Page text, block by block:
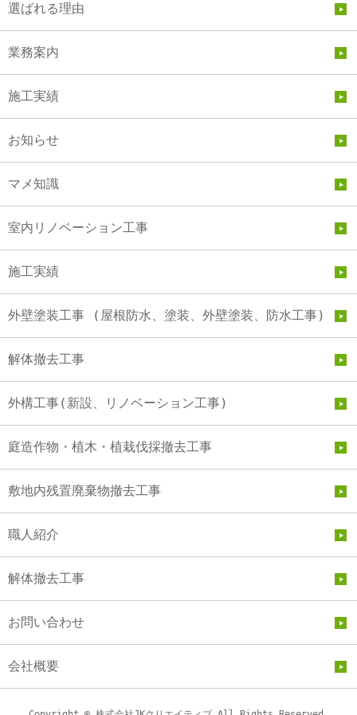
選ばれる理由
業務案内
施工実績
お知らせ
マメ知識
室内リノベーション工事
施工実績
外壁塗装工事 (屋根防水、塗装、外壁塗装、防水工事)
解体撤去工事
外構工事(新設、リノベーション工事)
庭造作物・植木・植栽伐採撤去工事
敷地内残置廃棄物撤去工事
職人紹介
解体撤去工事
お問い合わせ
会社概要